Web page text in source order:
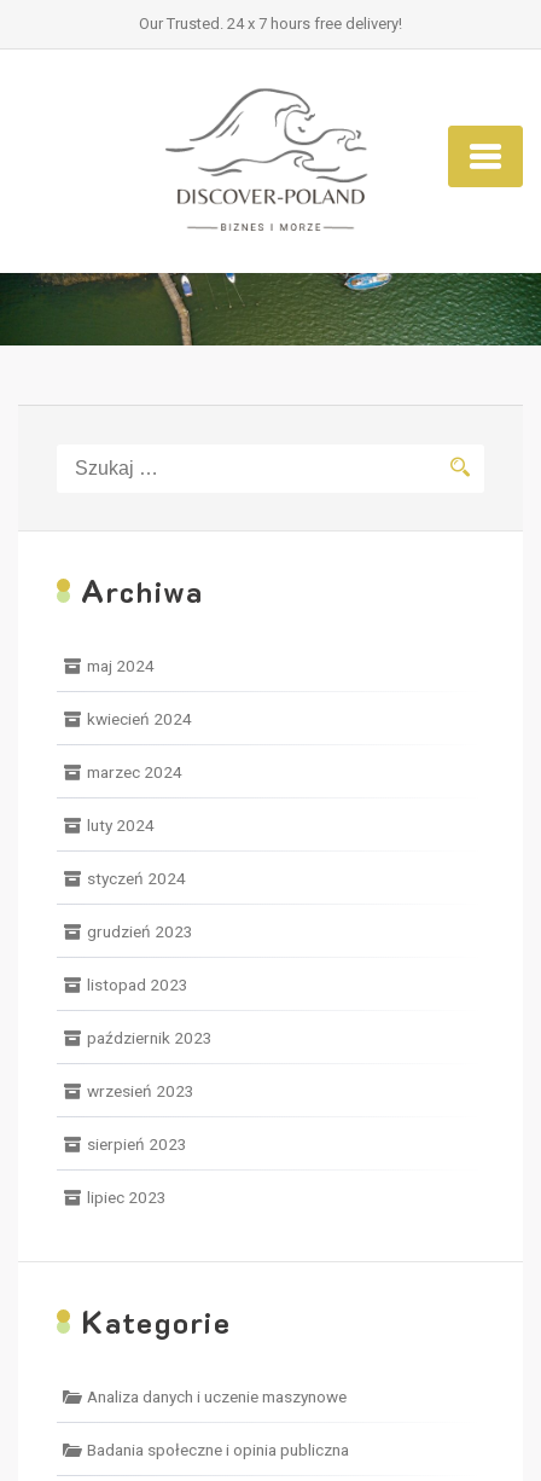
Our Trusted. 24 x 7 hours free delivery!
Archiwa
maj 2024
kwiecień 2024
marzec 2024
luty 2024
styczeń 2024
grudzień 2023
listopad 2023
październik 2023
wrzesień 2023
sierpień 2023
lipiec 2023
Kategorie
Analiza danych i uczenie maszynowe
Badania społeczne i opinia publiczna